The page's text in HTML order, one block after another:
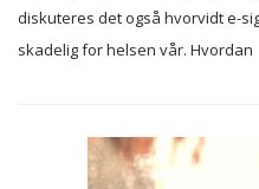
diskuteres det også hvorvidt e-
skadelig for helsen vår. Hvordan